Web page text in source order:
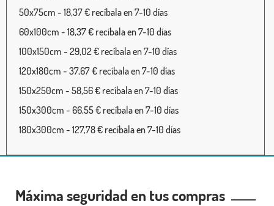
50x75cm - 18,37 € recíbala en 7-10 días
60x100cm - 18,37 € recíbala en 7-10 días
100x150cm - 29,02 € recíbala en 7-10 días
120x180cm - 37,67 € recíbala en 7-10 días
150x250cm - 58,56 € recíbala en 7-10 días
150x300cm - 66,55 € recíbala en 7-10 días
180x300cm - 127,78 € recíbala en 7-10 días
Máxima seguridad en tus compras